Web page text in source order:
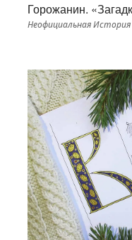
Горожанин.
Неофициальная История